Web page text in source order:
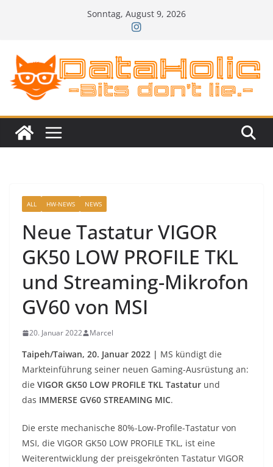
Sonntag, August 9, 2026
ALL HW-NEWS NEWS
Neue Tastatur VIGOR
GK50 LOW PROFILE TKL
und Streaming-Mikrofon
GV60 von MSI
20. Januar 2022 Marcel
Taipeh/Taiwan, 20. Januar 2022 | MS kündigt die
Markteinführung seiner neuen Gaming-Ausrüstung an:
die VIGOR GK50 LOW PROFILE TKL Tastatur und
das IMMERSE GV60 STREAMING MIC.
Die erste mechanische 80%-Low-Profile-Tastatur von
MSI, die VIGOR GK50 LOW PROFILE TKL, ist eine
Weiterentwicklung der preisgekrönten Tastatur VIGOR